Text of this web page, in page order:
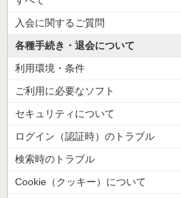
入会に関するご質問
各種手続き・退会について
利用環境・条件
ご利用に必要なソフト
セキュリティについて
ログイン（認証時）のトラブル
検索時のトラブル
Cookie（クッキー）について